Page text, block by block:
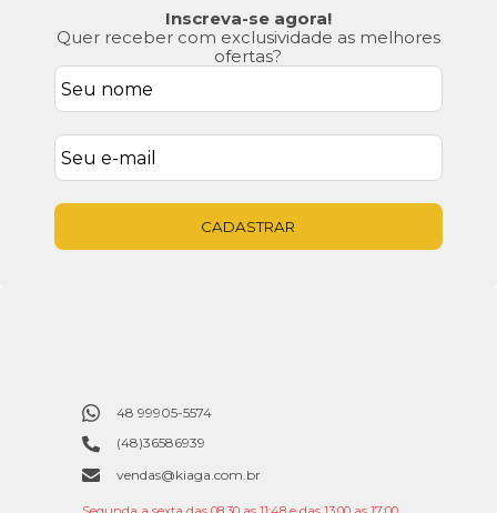
Inscreva-se agora!
Quer receber com exclusividade as melhores
ofertas?
CADASTRAR
48 99905-5574
(48)36586939
vendas@kiaga.com.br